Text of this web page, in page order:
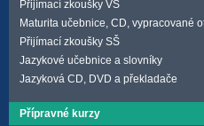
Přijímací zkoušky VŠ
Maturita učebnice, CD, vypracované
Přijímací zkoušky SŠ
Jazykové učebnice a slovníky
Jazyková CD, DVD a překladače
Přípravné kurzy